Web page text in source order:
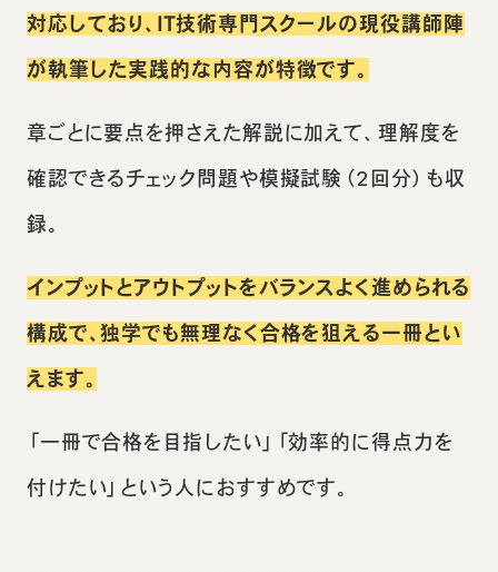
対応しており、IT技術専門スクールの現役講師陣
が執筆した実践的な内容が特徴です。
章ごとに要点を押さえた解説に加えて、理解度を
確認できるチェック問題や模擬試験（2回分）も収
録。
インプットとアウトプットをバランスよく進められる
構成で、独学でも無理なく合格を狙える一冊とい
えます。
「一冊で合格を目指したい」「効率的に得点力を
付けたい」という人におすすめです。